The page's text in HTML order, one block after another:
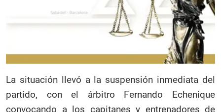
La situación llevó a la suspensión inmediata del
partido, con el árbitro Fernando Echenique
convocando a los capitanes y entrenadores de